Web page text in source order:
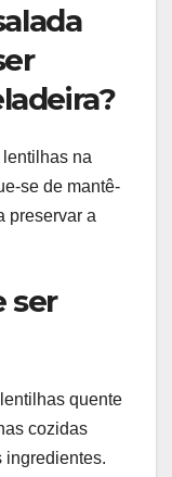
na
se de mantê-
preservar a
ser
quente
cozidas
ingredientes.